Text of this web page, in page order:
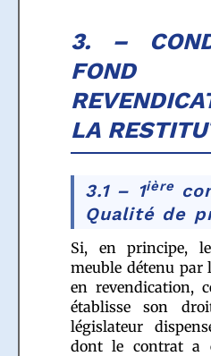
3. –
FOND
LA
3.1 – 1ière
Qualité de
Si, en principe,
meuble détenu
en revendication,
établisse son
législateur
dont le contrat a